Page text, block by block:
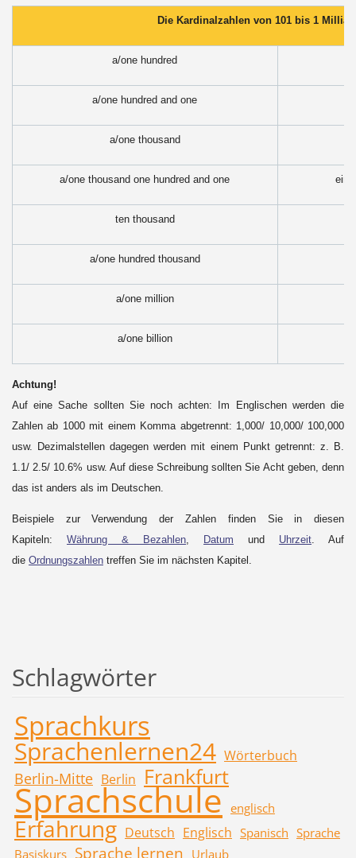
Die Kardinalzahlen von 101 bis 1
a/one hundred
a/one hundred and one
a/one thousand
a/one thousand one hundred and one
ten thousand
a/one hundred thousand
a/one million
a/one billion
Achtung!
Auf eine Sache sollten Sie noch achten: Im Englischen werden die
Zahlen ab 1000 mit einem Komma abgetrennt: 1,000/ 10,000/ 100,000
usw. Dezimalstellen dagegen werden mit einem Punkt getrennt: z. B.
1.1/ 2.5/ 10.6% usw. Auf diese Schreibung sollten Sie Acht geben, denn
das ist anders als im Deutschen.
Beispiele zur Verwendung der Zahlen finden Sie in diesen
Kapiteln: Währung & Bezahlen, Datum und Uhrzeit. Auf
die Ordnungszahlentreffen Sie im nächsten Kapitel.
Schlagwörter
Sprachkurs
Sprachenlernen24 Wörterbuch
Berlin-Mitte Berlin Frankfurt
Sprachschule englisch
Erfahrung Deutsch Englisch Spanisch Sprache
Basiskurs Sprache lernen Urlaub